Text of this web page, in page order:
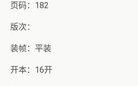
页码：182
版次：
装帧：平装
开本：16开